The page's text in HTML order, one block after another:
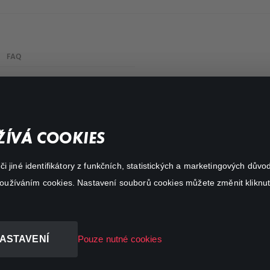
COOKIES
jiné identifikátory z funkčních, statistických a marketingových
cookies. Nastavení souborů cookies můžete změnit
Pouze nutné cookies
FAQ